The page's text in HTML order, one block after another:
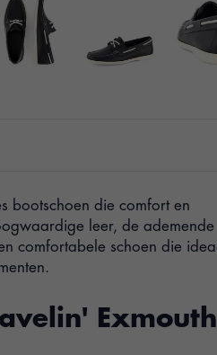
bootschoen die comfort en
leer, de ademende
comfortabele schoen die
Exmouth